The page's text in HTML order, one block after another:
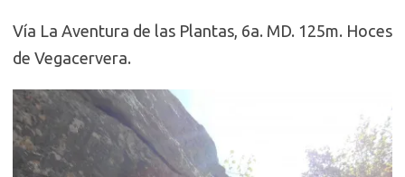
Vía La Aventura de las Plantas, 6a. MD. 125m. Hoces
de Vegacervera.